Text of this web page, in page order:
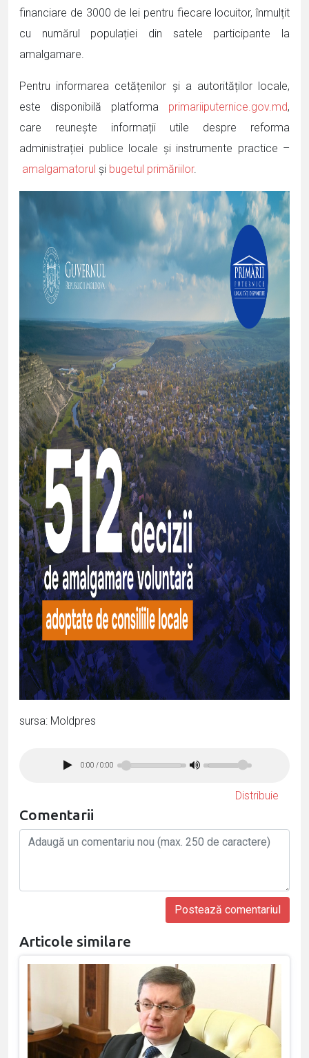
financiare de 3000 de lei pentru fiecare locuitor, înmulțit
cu numărul populației din satele participante la
amalgamare.
Pentru informarea cetățenilor și a autorităților locale,
este disponibilă platforma primariiputernice.gov.md,
care reunește informații utile despre reforma
administrației publice locale și instrumente practice –
amalgamatorul și bugetul primăriilor.
sursa: Moldpres
0:00 /0:00
Distribuie
Comentarii
Articole similare